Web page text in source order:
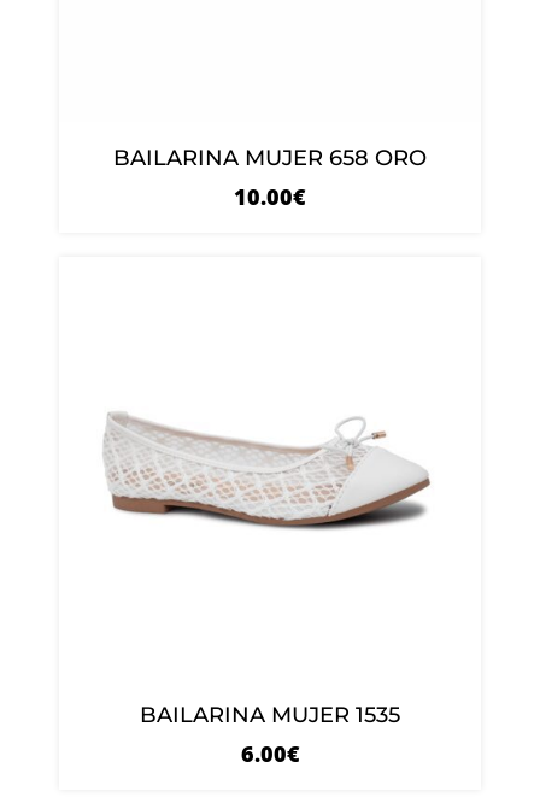
BAILARINA MUJER 658 ORO
10.00€
BAILARINA MUJER 1535
6.00€